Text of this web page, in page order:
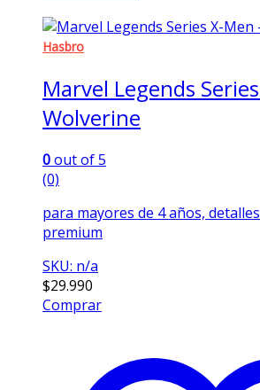
Hasbro
Marvel Legends
Wolverine
0out of 5
(0)
para mayores de 4 años,
premium
SKU: n/a
$29.990
Comprar